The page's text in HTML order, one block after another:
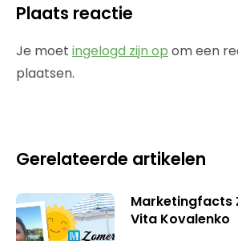
Plaats reactie
Je moet ingelogd zijn op om een
plaatsen.
Gerelateerde artikelen
Marketingfacts
Vita Kovalenko